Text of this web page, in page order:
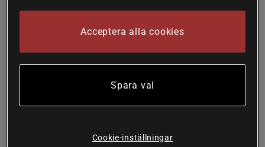
Klart att använda på några minuter
Konjak fettuccine framställs av konjakrot, en växt som är rik
Acceptera alla cookies
Spara val
Cookie-inställningar